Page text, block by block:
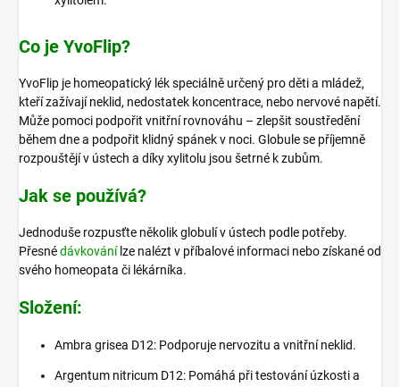
Co je YvoFlip?
YvoFlip je homeopatický lék speciálně určený pro děti a mládež,
kteří zažívají neklid, nedostatek koncentrace, nebo nervové napětí.
Může pomoci podpořit vnitřní rovnováhu – zlepšit soustředění
během dne a podpořit klidný spánek v noci. Globule se příjemně
rozpouštějí v ústech a díky xylitolu jsou šetrné k zubům.
Jak se používá?
Jednoduše rozpusťte několik globulí v ústech podle potřeby.
Přesnédávkovánílze nalézt v příbalové informaci nebo získané od
svého homeopata či lékárníka.
Složení:
Ambra grisea D12: Podporuje nervozitu a vnitřní neklid.
Argentum nitricum D12: Pomáhá při testování úzkosti a